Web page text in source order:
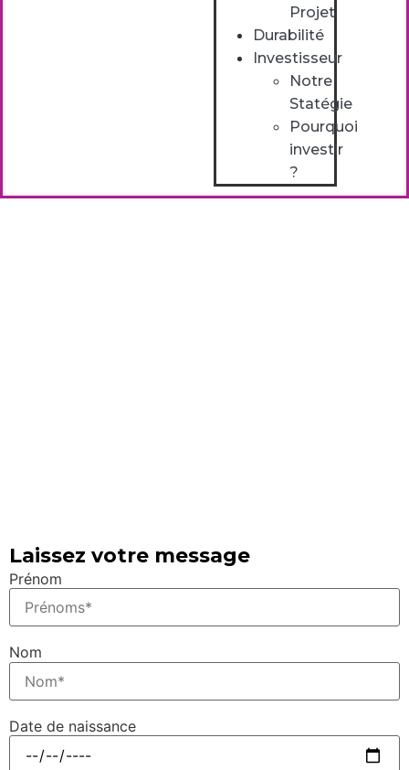
Projet
Durabilité
Investisseur
Notre
Statégie
Pourquoi
investir
?
Laissez votre message
Prénom
Nom
Date de naissance